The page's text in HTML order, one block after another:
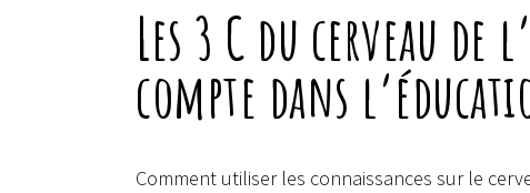
Les 3 C du cerveau
compte dans
Comment utiliser les connaissances sur le